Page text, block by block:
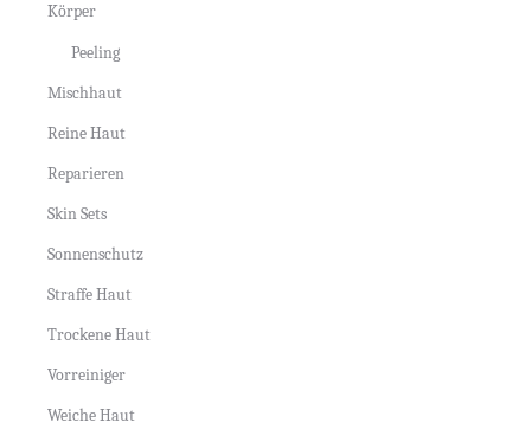
Körper
Peeling
Mischhaut
Reine Haut
Reparieren
Skin Sets
Sonnenschutz
Straffe Haut
Trockene Haut
Vorreiniger
Weiche Haut